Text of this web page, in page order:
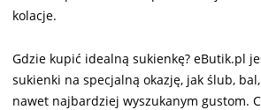
kolacje.
Gdzie kupić idealną sukienkę? eButik.pl
sukienki na specjalną okazję, jak ślub,
nawet najbardziej wyszukanym gustom.